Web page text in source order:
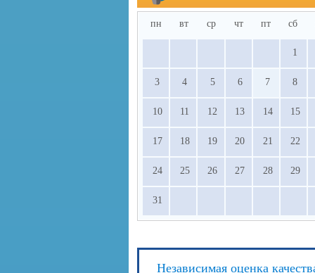
пн вт ср чт пт сб
1
3 4 5 6 7 8
10 11 12 13 14 15
17 18 19 20 21 22
24 25 26 27 28 29
31
Независимая оценка